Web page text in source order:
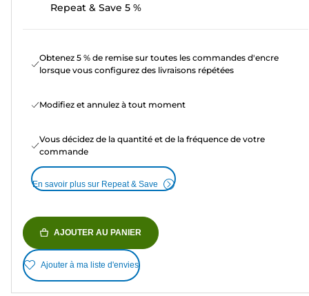
Repeat & Save 5 %
Obtenez 5 % de remise sur toutes les commandes d'encre
lorsque vous configurez des livraisons répétées
Modifiez et annulez à tout moment
Vous décidez de la quantité et de la fréquence de votre
commande
En savoir plus sur Repeat & Save
AJOUTER AU PANIER
Ajouter à ma liste d'envies